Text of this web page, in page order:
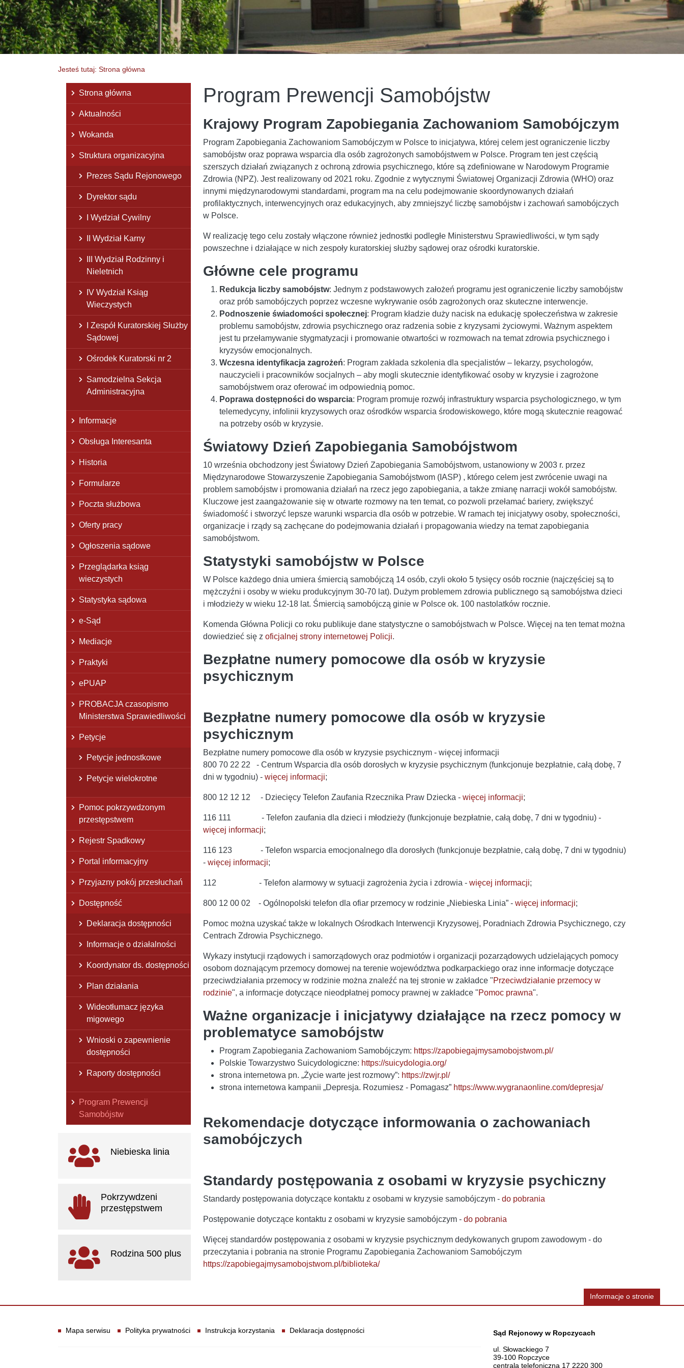
Jesteś tutaj: Strona główna
Program Prewencji Samobójstw
Krajowy Program Zapobiegania Zachowaniom Samobójczym
Program Zapobiegania Zachowaniom Samobójczym w Polsce to inicjatywa, której celem jest ograniczenie liczby
samobójstw oraz poprawa wsparcia dla osób zagrożonych samobójstwem w Polsce. Program ten jest częścią
szerszych działań związanych z ochroną zdrowia psychicznego, które są zdefiniowane w Narodowym Programie
Zdrowia (NPZ). Jest realizowany od 2021 roku. Zgodnie z wytycznymi Światowej Organizacji Zdrowia (WHO) oraz
innymi międzynarodowymi standardami, program ma na celu podejmowanie skoordynowanych działań
profilaktycznych, interwencyjnych oraz edukacyjnych, aby zmniejszyć liczbę samobójstw i zachowań samobójczych
w Polsce.
W realizację tego celu zostały włączone również jednostki podległe Ministerstwu Sprawiedliwości, w tym sądy
powszechne i działające w nich zespoły kuratorskiej służby sądowej oraz ośrodki kuratorskie.
Główne cele programu
Redukcja liczby samobójstw: Jednym z podstawowych założeń programu jest ograniczenie liczby samobójstw
oraz prób samobójczych poprzez wczesne wykrywanie osób zagrożonych oraz skuteczne interwencje.
Podnoszenie świadomości społecznej: Program kładzie duży nacisk na edukację społeczeństwa w zakresie
problemu samobójstw, zdrowia psychicznego oraz radzenia sobie z kryzysami życiowymi. Ważnym aspektem
jest tu przełamywanie stygmatyzacji i promowanie otwartości w rozmowach na temat zdrowia psychicznego i
kryzysów emocjonalnych.
Wczesna identyfikacja zagrożeń: Program zakłada szkolenia dla specjalistów – lekarzy, psychologów,
nauczycieli i pracowników socjalnych – aby mogli skutecznie identyfikować osoby w kryzysie i zagrożone
samobójstwem oraz oferować im odpowiednią pomoc.
Poprawa dostępności do wsparcia: Program promuje rozwój infrastruktury wsparcia psychologicznego, w tym
telemedycyny, infolinii kryzysowych oraz ośrodków wsparcia środowiskowego, które mogą skutecznie reagować
na potrzeby osób w kryzysie.
Światowy Dzień Zapobiegania Samobójstwom
10 września obchodzony jest Światowy Dzień Zapobiegania Samobójstwom, ustanowiony w 2003 r. przez
Międzynarodowe Stowarzyszenie Zapobiegania Samobójstwom (IASP) , którego celem jest zwrócenie uwagi na
problem samobójstw i promowania działań na rzecz jego zapobiegania, a także zmianę narracji wokół samobójstw.
Kluczowe jest zaangażowanie się w otwarte rozmowy na ten temat, co pozwoli przełamać bariery, zwiększyć
świadomość i stworzyć lepsze warunki wsparcia dla osób w potrzebie. W ramach tej inicjatywy osoby, społeczności,
organizacje i rządy są zachęcane do podejmowania działań i propagowania wiedzy na temat zapobiegania
samobójstwom.
Statystyki samobójstw w Polsce
W Polsce każdego dnia umiera śmiercią samobójczą 14 osób, czyli około 5 tysięcy osób rocznie (najczęściej są to
mężczyźni i osoby w wieku produkcyjnym 30-70 lat). Dużym problemem zdrowia publicznego są samobójstwa dzieci
i młodzieży w wieku 12-18 lat. Śmiercią samobójczą ginie w Polsce ok. 100 nastolatków rocznie.
Komenda Główna Policji co roku publikuje dane statystyczne o samobójstwach w Polsce. Więcej na ten temat można
dowiedzieć się z oficjalnej strony internetowej Policji.
Bezpłatne numery pomocowe dla osób w kryzysie
psychicznym
Bezpłatne numery pomocowe dla osób w kryzysie
psychicznym
Bezpłatne numery pomocowe dla osób w kryzysie psychicznym - więcej informacji
800 70 22 22 - Centrum Wsparcia dla osób dorosłych w kryzysie psychicznym (funkcjonuje bezpłatnie, całą dobę, 7
dni w tygodniu) - więcej informacji;
800 12 12 12 - Dziecięcy Telefon Zaufania Rzecznika Praw Dziecka - więcej informacji;
116 111 - Telefon zaufania dla dzieci i młodzieży (funkcjonuje bezpłatnie, całą dobę, 7 dni w tygodniu) -
więcej informacji;
116 123 - Telefon wsparcia emocjonalnego dla dorosłych (funkcjonuje bezpłatnie, całą dobę, 7 dni w tygodniu)
- więcej informacji;
112 - Telefon alarmowy w sytuacji zagrożenia życia i zdrowia - więcej informacji;
800 12 00 02 - Ogólnopolski telefon dla ofiar przemocy w rodzinie „Niebieska Linia” - więcej informacji;
Pomoc można uzyskać także w lokalnych Ośrodkach Interwencji Kryzysowej, Poradniach Zdrowia Psychicznego, czy
Centrach Zdrowia Psychicznego.
Wykazy instytucji rządowych i samorządowych oraz podmiotów i organizacji pozarządowych udzielających pomocy
osobom doznającym przemocy domowej na terenie województwa podkarpackiego oraz inne informacje dotyczące
przeciwdziałania przemocy w rodzinie można znaleźć na tej stronie w zakładce "Przeciwdziałanie przemocy w
rodzinie", a informacje dotyczące nieodpłatnej pomocy prawnej w zakładce "Pomoc prawna".
Ważne organizacje i inicjatywy działające na rzecz pomocy w
problematyce samobójstw
Program Zapobiegania Zachowaniom Samobójczym: https://zapobiegajmysamobojstwom.pl/
Polskie Towarzystwo Suicydologiczne: https://suicydologia.org/
strona internetowa pn. „Życie warte jest rozmowy”: https://zwjr.pl/
strona internetowa kampanii „Depresja. Rozumiesz - Pomagasz” https://www.wygranaonline.com/depresja/
Rekomendacje dotyczące informowania o zachowaniach
samobójczych
Standardy postępowania z osobami w kryzysie psychiczny
Standardy postępowania dotyczące kontaktu z osobami w kryzysie samobójczym - do pobrania
Postępowanie dotyczące kontaktu z osobami w kryzysie samobójczym - do pobrania
Więcej standardów postępowania z osobami w kryzysie psychicznym dedykowanych grupom zawodowym - do
przeczytania i pobrania na stronie Programu Zapobiegania Zachowaniom Samobójczym
https://zapobiegajmysamobojstwom.pl/biblioteka/
Menu główne
Strona główna
Aktualności
Wokanda
Struktura organizacyjna
Prezes Sądu Rejonowego
Dyrektor sądu
I Wydział Cywilny
II Wydział Karny
III Wydział Rodzinny i
Nieletnich
IV Wydział Ksiąg
Wieczystych
I Zespół Kuratorskiej Służby
Sądowej
Ośrodek Kuratorski nr 2
Samodzielna Sekcja
Administracyjna
Informacje
Obsługa Interesanta
Historia
Formularze
Poczta służbowa
Oferty pracy
Ogłoszenia sądowe
Przeglądarka ksiąg
wieczystych
Statystyka sądowa
e-Sąd
Mediacje
Praktyki
ePUAP
PROBACJA czasopismo
Ministerstwa Sprawiedliwości
Petycje
Petycje jednostkowe
Petycje wielokrotne
Pomoc pokrzywdzonym
przestępstwem
Rejestr Spadkowy
Portal informacyjny
Przyjazny pokój przesłuchań
Dostępność
Deklaracja dostępności
Informacje o działalności
Koordynator ds. dostępności
Plan działania
Wideotłumacz języka
migowego
Wnioski o zapewnienie
dostępności
Raporty dostępności
Program Prewencji
Samobójstw
Ważne linki
Niebieska linia
Pokrzywdzeni
przestępstwem
Rodzina 500 plus
Informacje o stronie
Informacje
Mapa serwisu Polityka prywatności Instrukcja korzystania Deklaracja dostępności Dane teleadresowe
Sąd Rejonowy w Ropczycach
ul. Słowackiego 7
39-100 Ropczyce
centrala telefoniczna 17 2220 300